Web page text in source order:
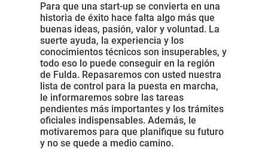
Para que una start-up se convierta en una
historia de éxito hace falta algo más que
buenas ideas, pasión, valor y voluntad. La
suerte ayuda, la experiencia y los
conocimientos técnicos son insuperables, y
todo eso lo puede conseguir en la región
de Fulda. Repasaremos con usted nuestra
lista de control para la puesta en marcha,
le informaremos sobre las tareas
pendientes más importantes y los trámites
oficiales indispensables. Además, le
motivaremos para que planifique su futuro
y no se quede a medio camino.